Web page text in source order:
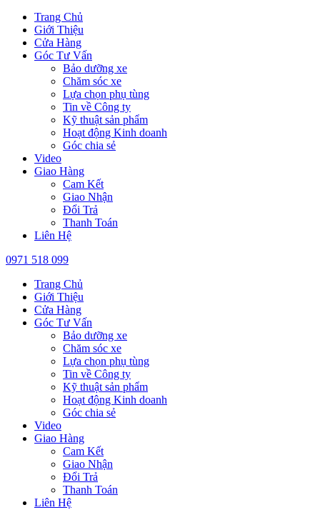
Trang Chủ
Giới Thiệu
Cửa Hàng
Góc Tư Vấn
Bảo dưỡng xe
Chăm sóc xe
Lựa chọn phụ tùng
Tin về Công ty
Kỹ thuật sản phẩm
Hoạt động Kinh doanh
Góc chia sẻ
Video
Giao Hàng
Cam Kết
Giao Nhận
Đổi Trả
Thanh Toán
Liên Hệ
0971 518 099
Trang Chủ
Giới Thiệu
Cửa Hàng
Góc Tư Vấn
Bảo dưỡng xe
Chăm sóc xe
Lựa chọn phụ tùng
Tin về Công ty
Kỹ thuật sản phẩm
Hoạt động Kinh doanh
Góc chia sẻ
Video
Giao Hàng
Cam Kết
Giao Nhận
Đổi Trả
Thanh Toán
Liên Hệ